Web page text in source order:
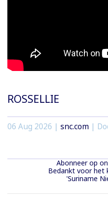
ROSSELLIE
06 Aug 2026 | snc.com |
Abonneer op
Bedankt voor het
'Suriname